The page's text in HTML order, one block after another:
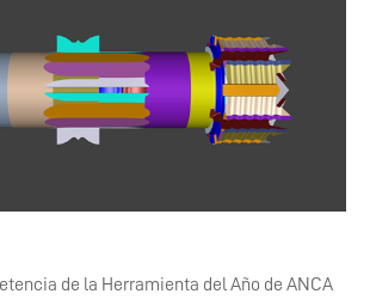
de la Herramienta del Año de ANCA